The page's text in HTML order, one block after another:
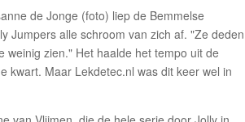
de Jonge (foto) liep de Bemmelse
Jumpers alle schroom van zich af. "Ze deden
zien." Het haalde het tempo uit de
kwart. Maar Lekdetec.nl was dit keer wel in